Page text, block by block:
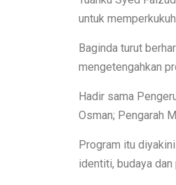
untuk
Baginda turut
mengetengahkan
Hadir sama
Osman; Pengarah
Program itu
identiti, budaya